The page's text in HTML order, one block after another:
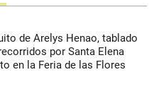
de Arelys Henao, tablado
por Santa Elena
en la Feria de las Flores